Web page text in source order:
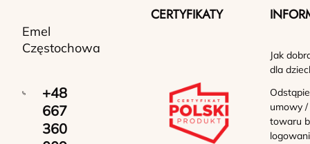
Emel
Częstochowa
+48
667
360
CERTYFIKATY
Jak
dla
umowy
towaru